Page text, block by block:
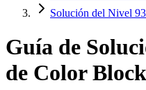
Solución del Nivel
Guía de
de Color